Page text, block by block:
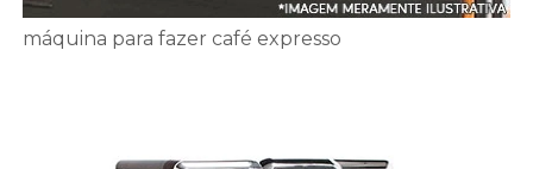
máquina para fazer café expresso